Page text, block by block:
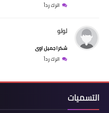
اترك رداً
لولو
شكرا جميل اوى
اترك رداً
التسميات